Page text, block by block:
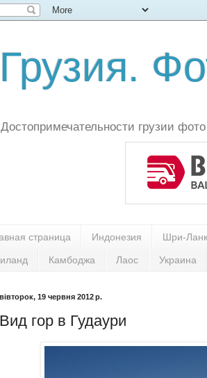
Грузия.
Достопримечательности грузии фото
страница Индонезия Шри-
Камбоджа Лаос Украина
вівторок, 19 червня 2012 р.
Вид гор в Гудаури